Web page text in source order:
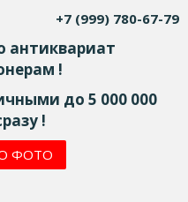
+7 (999) 780-67-79
антиквариат
!
до 5 000 000
!
ФОТО